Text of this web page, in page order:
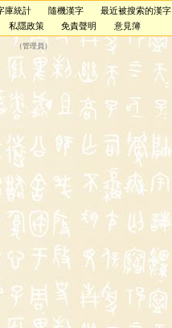
庫統計 隨機漢字
最近被搜索的漢字
私隱政策 免責聲明 意見簿
（管理員 ）